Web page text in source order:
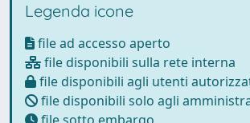
Legenda icone
file ad accesso aperto
file disponibili sulla rete interna
file disponibili agli utenti
file disponibili solo agli